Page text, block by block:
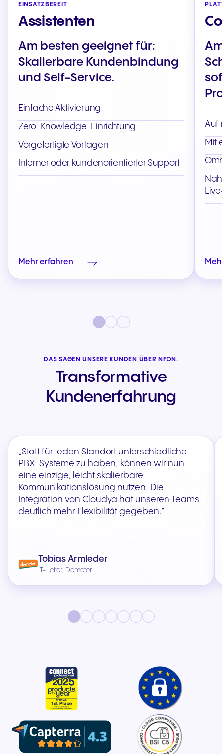
EINSATZBEREIT
Assistenten
Am besten geeignet für:
Skalierbare Kundenbindung
und Self-Service.
Einfache Aktivierung
Zero-Knowledge-Einrichtung
Vorgefertigte Vorlagen
Interner oder kundenorientierter Support
Mehr erfahren
Auf
Mit
DAS SAGEN UNSERE KUNDEN ÜBER NFON.
Transformative
Kundenerfahrung
„Statt für jeden Standort unterschiedliche
PBX-Systeme zu haben, können wir nun
eine einzige, leicht skalierbare
Kommunikationslösung nutzen. Die
Integration von Cloudya hat unseren Teams
deutlich mehr Flexibilität gegeben.“
Tobias Armleder
IT-Leiter, Demeter